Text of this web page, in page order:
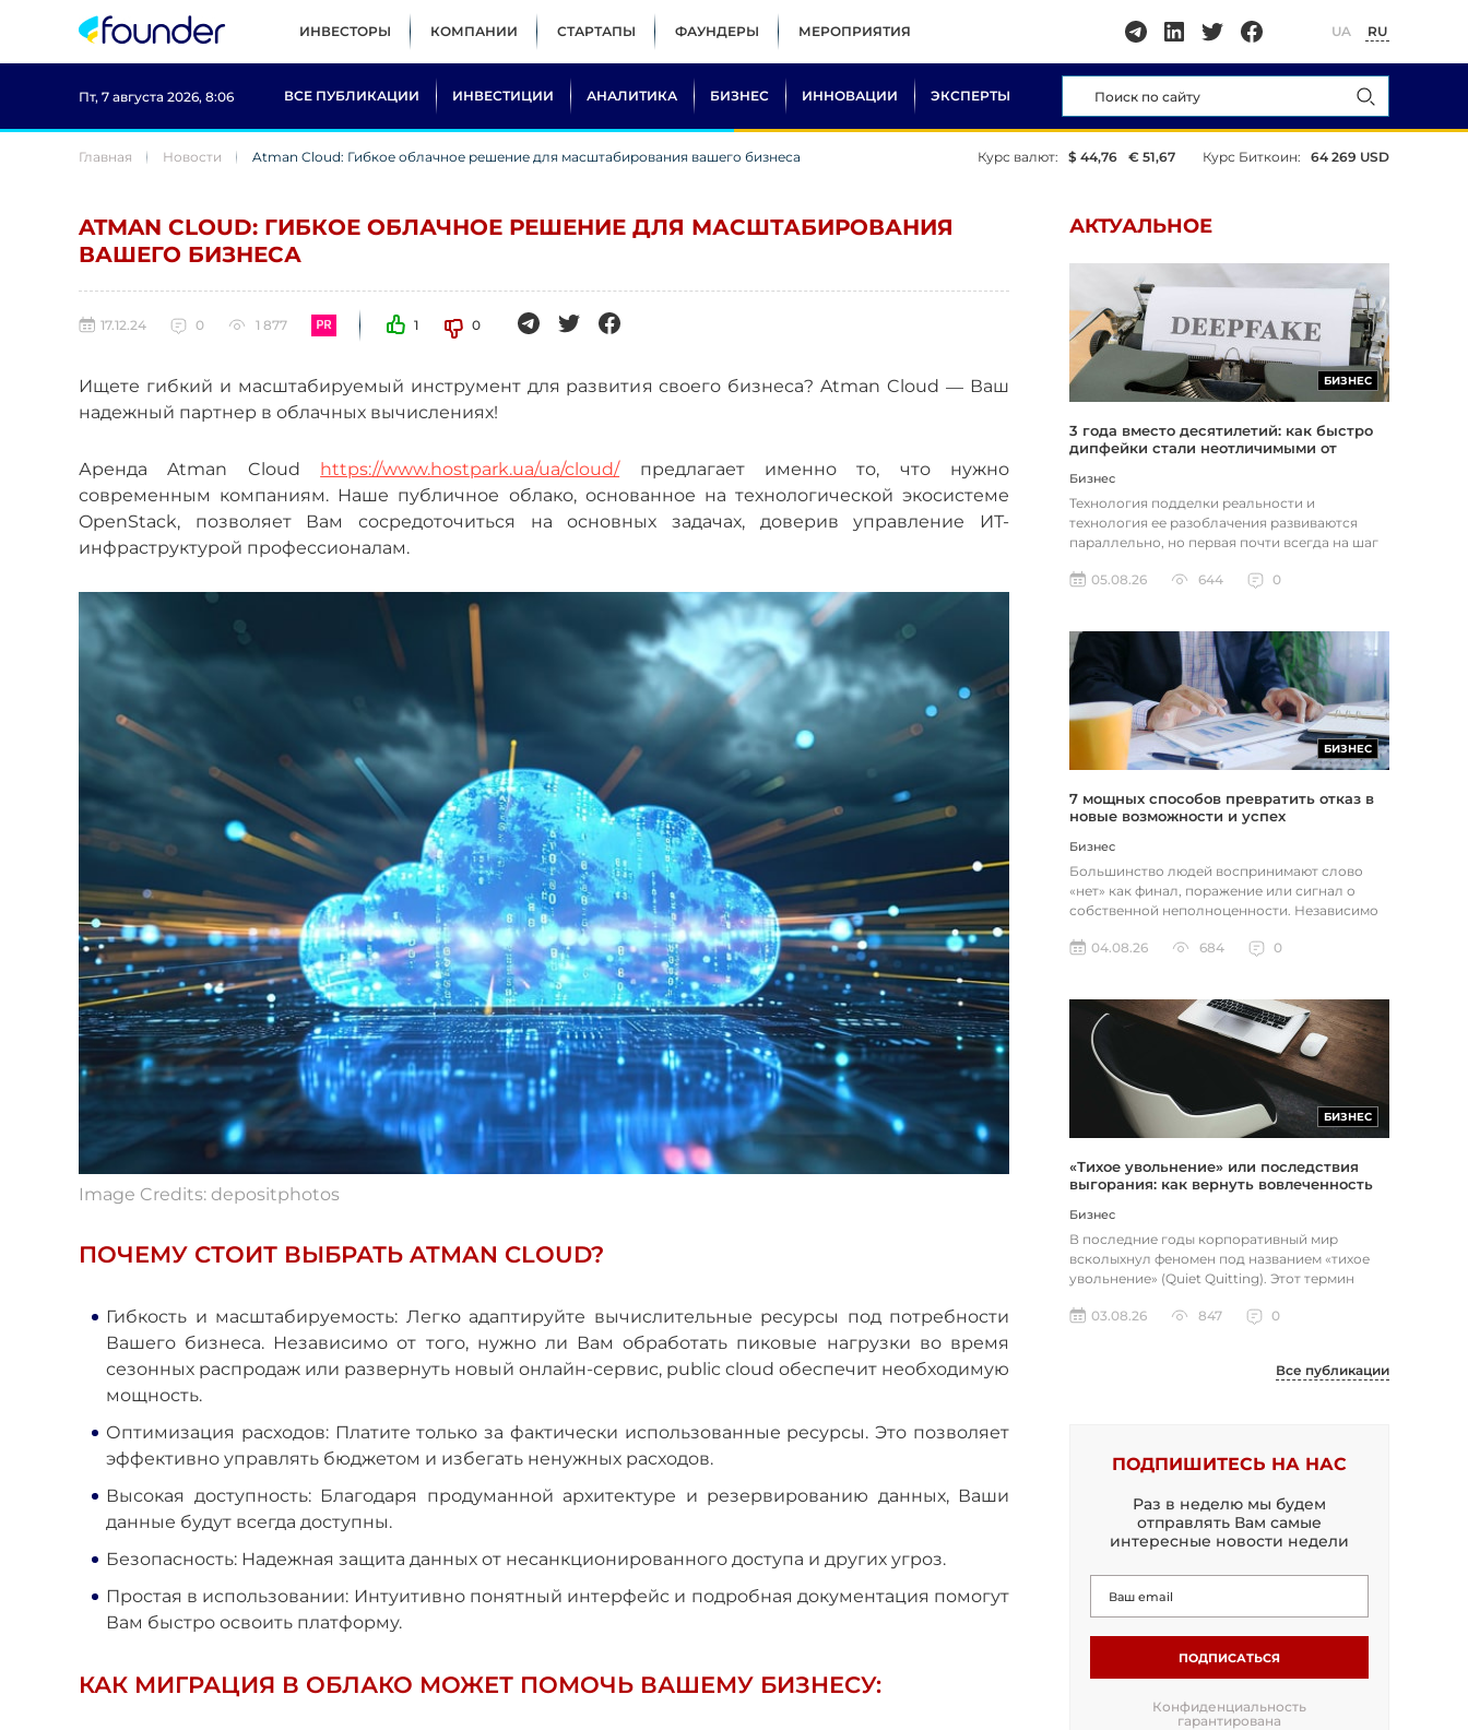
ИНВЕСТОРЫ КОМПАНИИ СТАРТАПЫ ФАУНДЕРЫ МЕРОПРИЯТИЯ UA RU
Пт, 7 августа 2026, 8:06 ВСЕ ПУБЛИКАЦИИ ИНВЕСТИЦИИ АНАЛИТИКА БИЗНЕС ИННОВАЦИИ ЭКСПЕРТЫ
Главная Новости Atman Cloud: Гибкое облачное решение для масштабирования вашего бизнеса Курс валют: $ 44,76 € 51,67 Курс Биткоин: 64 269 USD
ATMAN CLOUD: ГИБКОЕ ОБЛАЧНОЕ РЕШЕНИЕ ДЛЯ МАСШТАБИРОВАНИЯ
ВАШЕГО БИЗНЕСА
17.12.24 0 1 877 1 0
Ищете гибкий и масштабируемый инструмент для развития своего бизнеса? Atman Cloud— Ваш
надежный партнер в облачных вычислениях!
Аренда Atman Cloud https://www.hostpark.ua/ua/cloud/предлагает именно то, что нужно
современным компаниям. Наше публичное облако, основанное на технологической экосистеме
OpenStack, позволяет Вам сосредоточиться на основных задачах, доверив управление ИТ-
инфраструктурой профессионалам.
Image Credits: depositphotos
ПОЧЕМУ СТОИТ ВЫБРАТЬ ATMAN CLOUD?
Гибкость и масштабируемость: Легко адаптируйте вычислительные ресурсы под потребности
Вашего бизнеса. Независимо от того, нужно ли Вам обработать пиковые нагрузки во время
сезонных распродаж или развернуть новый онлайн-сервис, public cloud обеспечит необходимую
мощность.
Оптимизация расходов: Платите только за фактически использованные ресурсы. Это позволяет
эффективно управлять бюджетом и избегать ненужных расходов.
Высокая доступность: Благодаря продуманной архитектуре и резервированию данных, Ваши
данные будут всегда доступны.
Безопасность: Надежная защита данных от несанкционированного доступа и других угроз.
Простая в использовании: Интуитивно понятный интерфейс и подробная документация помогут
Вам быстро освоить платформу.
КАК МИГРАЦИЯ В ОБЛАКО МОЖЕТ ПОМОЧЬ ВАШЕМУ БИЗНЕСУ:
АКТУАЛЬНОЕ
БИЗНЕС
3 года вместо десятилетий: как быстро
дипфейки стали неотличимыми от
Бизнес
Технология подделки реальности и
технология ее разоблачения развиваются
параллельно, но первая почти всегда на шаг
05.08.26
644 0
БИЗНЕС
7 мощных способов превратить отказ в
новые возможности и успех
Бизнес
Большинство людей воспринимают слово
«нет» как финал, поражение или сигнал о
собственной неполноценности. Независимо
04.08.26
684 0
БИЗНЕС
«Тихое увольнение» или последствия
выгорания: как вернуть вовлеченность
Бизнес
В последние годы корпоративный мир
всколыхнул феномен под названием «тихое
увольнение» (Quiet Quitting). Этот термин
03.08.26
847 0
Все публикации
ПОДПИШИТЕСЬ НА НАС
Раз в неделю мы будем
отправлять Вам самые
интересные новости недели
ПОДПИСАТЬСЯ
Конфиденциальность
гарантирована